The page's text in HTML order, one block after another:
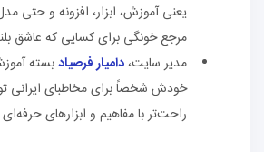
یعنی آموزش، ابزار، افزونه و حتی
مرجع خونگی برای کسایی که عاشق
مدیر سایت،دامیار فرصیادبسته
خودش شخصاً برای مخاطبای ایرانی
راحت‌تر با مفاهیم و ابزارهای حرفه‌ای